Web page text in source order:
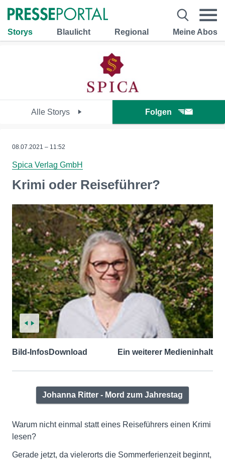
Storys Blaulicht Regional Meine Abos
Alle Storys Folgen
08.07.2021 – 11:52
Spica Verlag GmbH
Krimi oder Reiseführer?
Bild-InfosDownload Ein weiterer Medieninhalt
Johanna Ritter - Mord zum Jahrestag
Warum nicht einmal statt eines Reiseführers einen Krimi
lesen?
Gerade jetzt, da vielerorts die Sommerferienzeit beginnt,